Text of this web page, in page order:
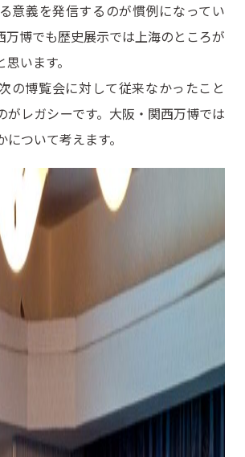
意義を発信するのが慣例になってい
万博でも歴史展示では上海のところが
います。
の博覧会に対して従来なかったこと
がレガシーです。大阪・関西万博では
ついて考えます。